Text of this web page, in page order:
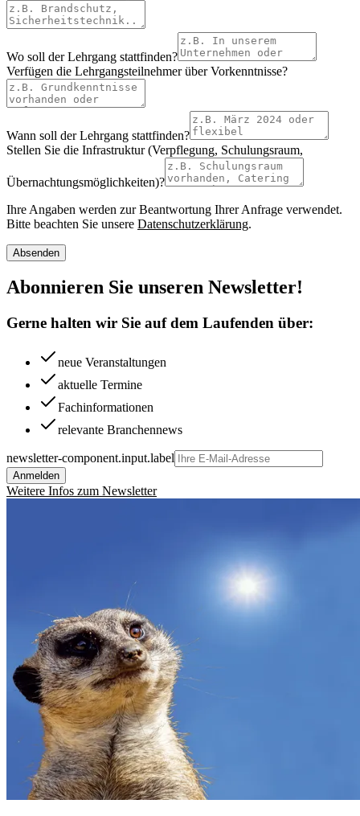
Wo soll der Lehrgang stattfinden?
Verfügen die Lehrgangsteilnehmer über Vorkenntnisse?
Wann soll der Lehrgang stattfinden?
Stellen Sie die Infrastruktur (Verpflegung, Schulungsraum,
Übernachtungsmöglichkeiten)?
Ihre Angaben werden zur Beantwortung Ihrer Anfrage verwendet.
Bitte beachten Sie unsere Datenschutzerklärung.
Absenden
Abonnieren Sie unseren Newsletter!
Gerne halten wir Sie auf dem Laufenden über:
neue Veranstaltungen
aktuelle Termine
Fachinformationen
relevante Branchennews
newsletter-component.input.label
Anmelden
Weitere Infos zum Newsletter